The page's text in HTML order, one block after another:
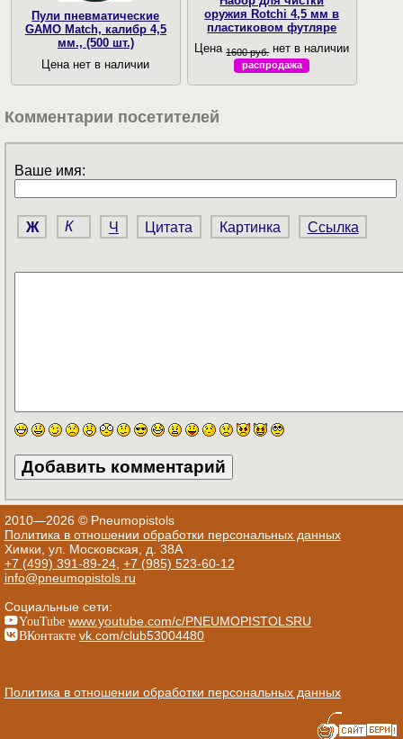
Пули пневматические
GAMO Match, калибр 4,5
мм., (500 шт.)
Цена нет в наличии
оружия Rotchi 4,5 мм в
пластиковом футляре
Цена 1600 руб. нет в наличии
распродажа
Комментарии посетителей
Ваше имя:
Ж К Ч Цитата Картинка Ссылка
2010—2026 © Pneumopistols
Политика в отношении обработки персональных данных
Химки, ул. Московская, д. 38А
+7 (499) 391-89-24, +7 (985) 523-60-12
info@pneumopistols.ru
Социальные сети:
YouTube www.youtube.com/c/PNEUMOPISTOLSRU
ВКонтакте vk.com/club53004480
Политика в отношении обработки персональных данных